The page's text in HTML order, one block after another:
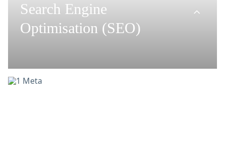
Search Engine
Optimisation (SEO)
optimisation
SEO relaunch